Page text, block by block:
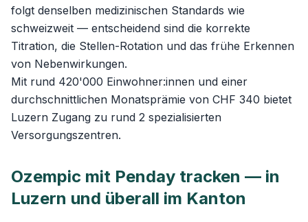
folgt denselben medizinischen Standards wie
schweizweit — entscheidend sind die korrekte
Titration, die Stellen-Rotation und das frühe Erkennen
von Nebenwirkungen.
Mit rund 420'000 Einwohner:innen und einer
durchschnittlichen Monatsprämie von CHF 340 bietet
Luzern Zugang zu rund 2 spezialisierten
Versorgungszentren.
Ozempic mit Penday tracken — in
Luzern und überall im Kanton